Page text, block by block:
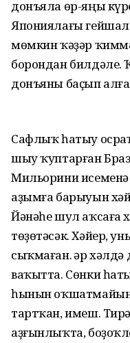
донъяла өр-яңы
Япониялағы
мөмкин ҡәҙәр
борондан билдәле.
донъяны баҫып
Сафлыҡ һатыу
шыу ҡуптарған
Мильорини
аҙымға барыуын
Йәнәһе шул аҡсаға
төҙөтәсәк. Хәйер,
сыҡмаған. Һәр
ваҡытта. Сөнки
һынын
тартҡан, имеш.
аҙғынлыҡта,